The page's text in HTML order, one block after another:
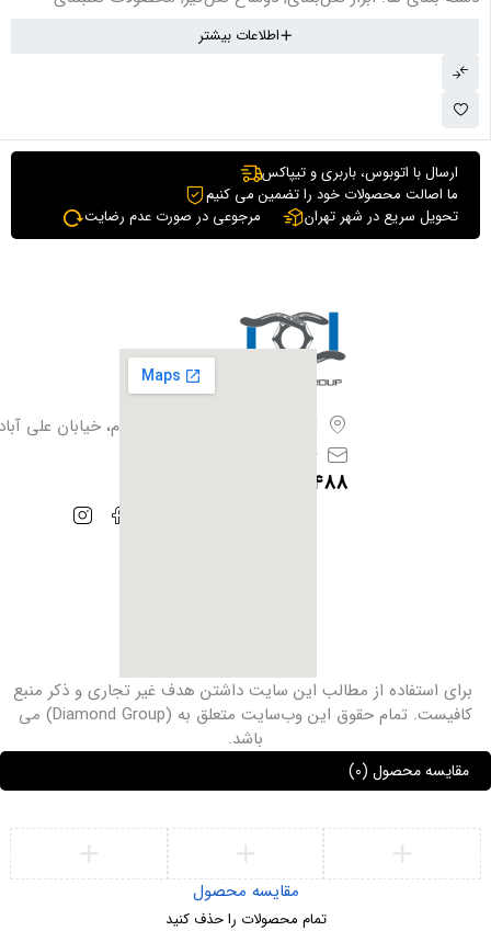
اطلاعات بیشتر
ارسال با اتوبوس، باربری و تیپاکس
ما اصالت محصولات خود را تضمین می کنیم
تحویل سریع در شهر تهران
مرجوعی در صورت عدم رضایت
تهران،بزرگراه آزادگان، فیروزبهرام، خیابان علی
info@iranhoof.ir
09128385488
برای استفاده از مطالب این سایت داشتن هدف غیر ‌تجاری و ذکر منبع
کافیست. تمام حقوق این وب‌سایت متعلق به (Diamond Group) می
باشد.
مقایسه محصول (0)
مقایسه محصول
تمام محصولات را حذف کنید